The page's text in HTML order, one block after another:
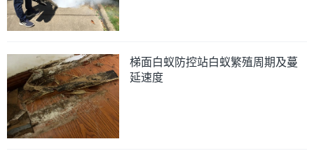
梯面白蚁防控站白蚁繁殖周期及蔓
延速度